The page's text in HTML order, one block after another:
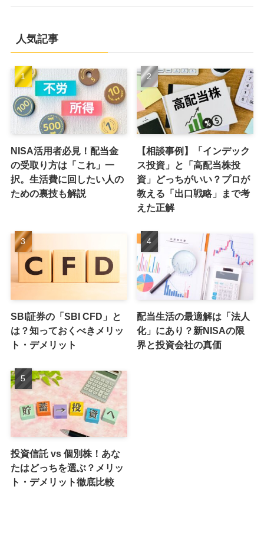
人気記事
NISA活用者必見！配当金
の受取り方は「これ」一
択。生活費に回したい人の
ための裏技も解説
【相談事例】「インデック
ス投資」と「高配当株投
資」どっちがいい？プロが
教える「出口戦略」まで考
えた正解
SBI証券の「SBI CFD」と
は？知っておくべきメリッ
ト・デメリット
配当生活の最適解は「法人
化」にあり？新NISAの限
界と投資会社の真価
投資信託 vs 個別株！あな
たはどっちを選ぶ？メリッ
ト・デメリット徹底比較